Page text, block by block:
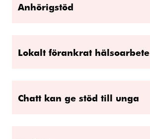
Anhörigstöd
Lokalt förankrat hälsoarbete
Chatt kan ge stöd till unga